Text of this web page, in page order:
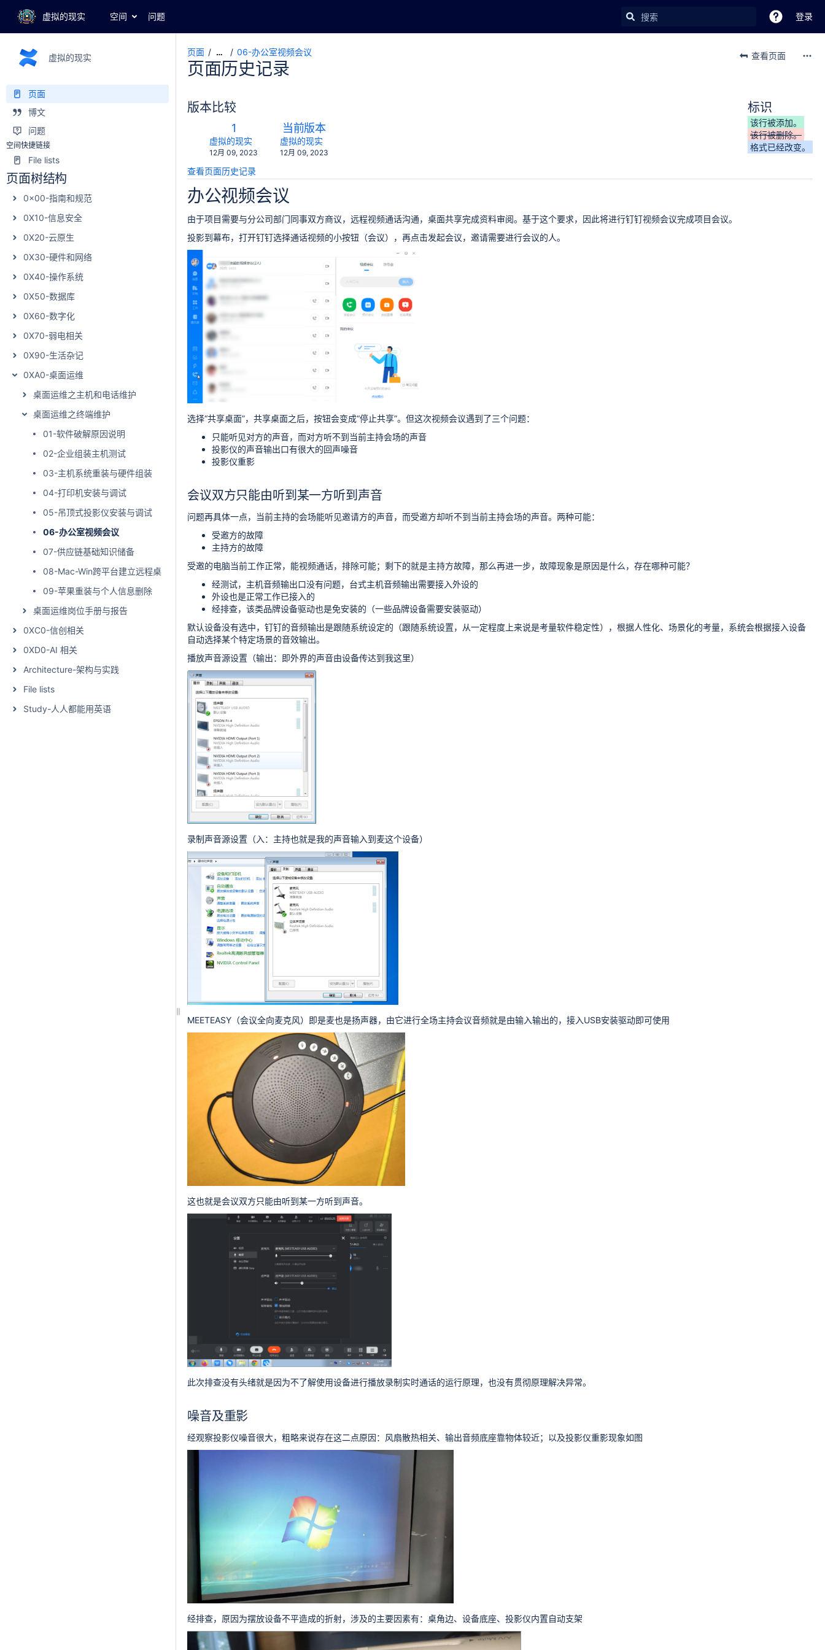
虚拟的现实 空间 问题 登录
虚拟的现实
页面
博文
问题
空间快捷链接
File lists
页面树结构
0x00-指南和规范
0X10-信息安全
0X20-云原生
0X30-硬件和网络
0X40-操作系统
0X50-数据库
0X60-数字化
0X70-弱电相关
0X90-生活杂记
0XA0-桌面运维
桌面运维之主机和电话维护
桌面运维之终端维护
01-软件破解原因说明
02-企业组装主机测试
03-主机系统重装与硬件组装
04-打印机安装与调试
05-吊顶式投影仪安装与调试
06-办公室视频会议
07-供应链基础知识储备
08-Mac-Win跨平台建立远程桌面
09-苹果重装与个人信息删除
桌面运维岗位手册与报告
0XC0-信创相关
0XD0-AI 相关
Architecture-架构与实践
File lists
Study-人人都能用英语
页面 … 06-办公室视频会议 查看页面
页面历史记录
版本比较
旧
版
本
1
changes.mady.by.user
虚拟的现实
保
于
12月 09, 2023
新
版
本
当前版本
changes.mady.by.user
虚拟的现实
保
12月 09, 2023
查看页面历史记录
标识
该行被添加。
该行被删除。
格式已经改变。
办公视频会议
由于项目需要与分公司部门同事双方商议，远程视频通话沟通，桌面共享完成资料审阅。基于这个要求，因此将进行钉钉视频会议完成项目会议。
投影到幕布，打开钉钉选择通话视频的小按钮（会议），再点击发起会议，邀请需要进行会议的人。
选择“共享桌面”，共享桌面之后，按钮会变成“停止共享”。但这次视频会议遇到了三个问题：
只能听见对方的声音，而对方听不到当前主持会场的声音
投影仪的声音输出口有很大的回声噪音
投影仪重影
会议双方只能由听到某一方听到声音
问题再具体一点，当前主持的会场能听见邀请方的声音，而受邀方却听不到当前主持会场的声音。两种可能：
受邀方的故障
主持方的故障
受邀的电脑当前工作正常，能视频通话，排除可能；剩下的就是主持方故障，那么再进一步，故障现象是原因是什么，存在哪种可能？
经测试，主机音频输出口没有问题，台式主机音频输出需要接入外设的
外设也是正常工作已接入的
经排查，该类品牌设备驱动也是免安装的（一些品牌设备需要安装驱动）
默认设备没有选中，钉钉的音频输出是跟随系统设定的（跟随系统设置，从一定程度上来说是考量软件稳定性），根据人性化、场景化的考量，系统会根据接入设备
自动选择某个特定场景的音效输出。
播放声音源设置（输出：即外界的声音由设备传达到我这里）
录制声音源设置（入：主持也就是我的声音输入到麦这个设备）
MEETEASY（会议全向麦克风）即是麦也是扬声器，由它进行全场主持会议音频就是由输入输出的，接入USB安装驱动即可使用
这也就是会议双方只能由听到某一方听到声音。
此次排查没有头绪就是因为不了解使用设备进行播放录制实时通话的运行原理，也没有贯彻原理解决异常。
噪音及重影
经观察投影仪噪音很大，粗略来说存在这二点原因：风扇散热相关、输出音频底座靠物体较近；以及投影仪重影现象如图
经排查，原因为摆放设备不平造成的折射，涉及的主要因素有：桌角边、设备底座、投影仪内置自动支架